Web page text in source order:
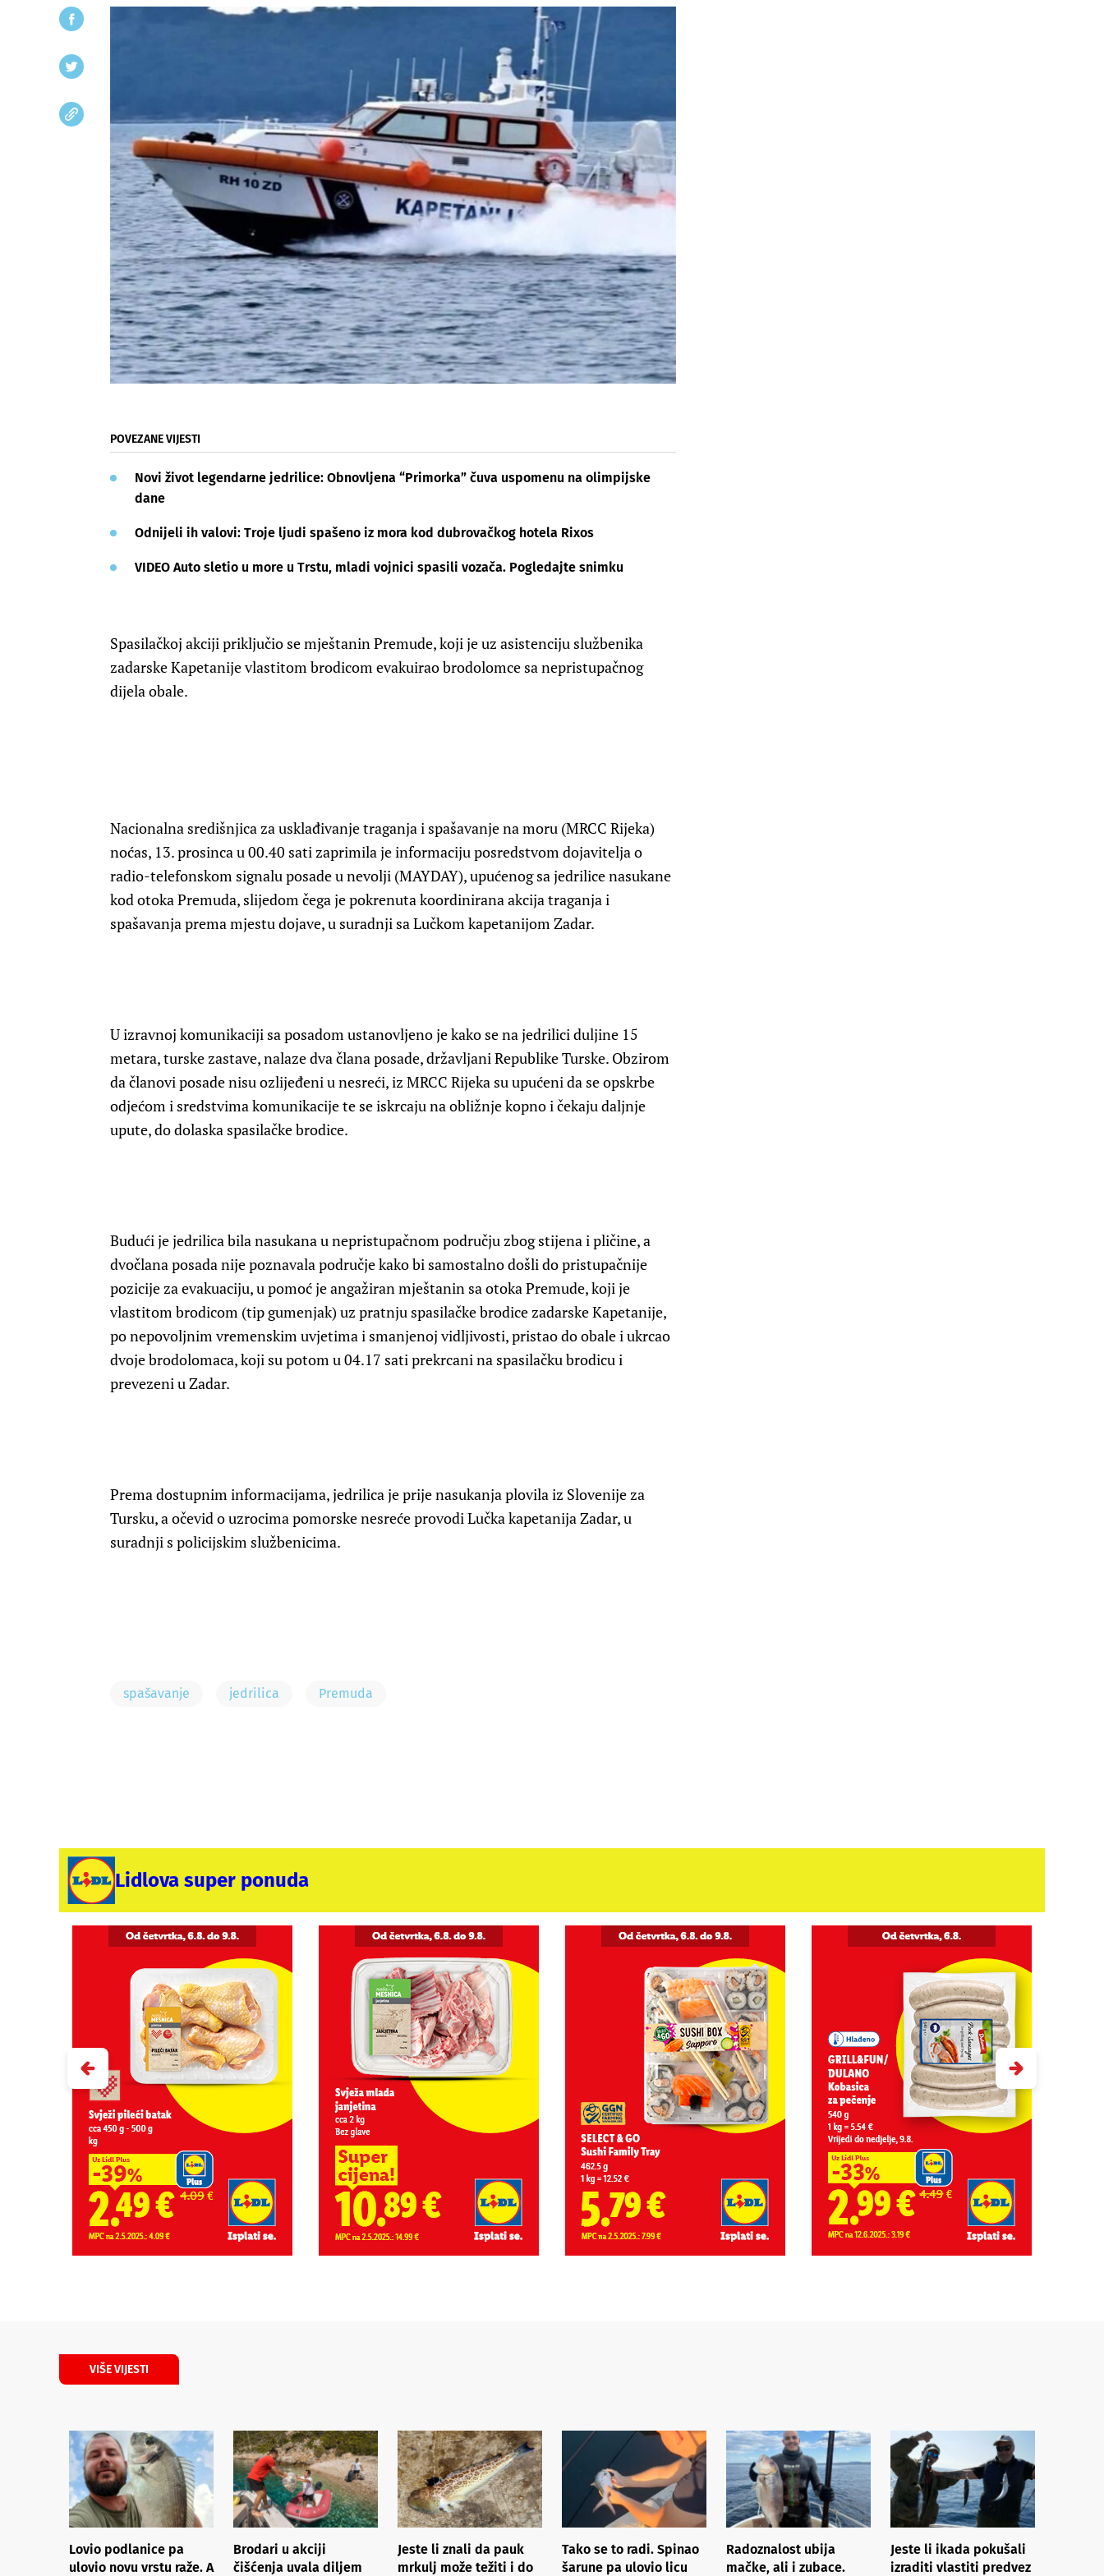
POVEZANE VIJESTI
Novi život legendarne jedrilice: Obnovljena “Primorka” čuva uspomenu na olimpijske
dane
Odnijeli ih valovi: Troje ljudi spašeno iz mora kod dubrovačkog hotela Rixos
VIDEO Auto sletio u more u Trstu, mladi vojnici spasili vozača. Pogledajte snimku
Spasilačkoj akciji priključio se mještanin Premude, koji je uz asistenciju službenika
zadarske Kapetanije vlastitom brodicom evakuirao brodolomce sa nepristupačnog
dijela obale.
Nacionalna središnjica za usklađivanje traganja i spašavanje na moru (MRCC Rijeka)
noćas, 13. prosinca u 00.40 sati zaprimila je informaciju posredstvom dojavitelja o
radio-telefonskom signalu posade u nevolji (MAYDAY), upućenog sa jedrilice nasukane
kod otoka Premuda, slijedom čega je pokrenuta koordinirana akcija traganja i
spašavanja prema mjestu dojave, u suradnji sa Lučkom kapetanijom Zadar.
U izravnoj komunikaciji sa posadom ustanovljeno je kako se na jedrilici duljine 15
metara, turske zastave, nalaze dva člana posade, državljani Republike Turske. Obzirom
da članovi posade nisu ozlijeđeni u nesreći, iz MRCC Rijeka su upućeni da se opskrbe
odjećom i sredstvima komunikacije te se iskrcaju na obližnje kopno i čekaju daljnje
upute, do dolaska spasilačke brodice.
Budući je jedrilica bila nasukana u nepristupačnom području zbog stijena i pličine, a
dvočlana posada nije poznavala područje kako bi samostalno došli do pristupačnije
pozicije za evakuaciju, u pomoć je angažiran mještanin sa otoka Premude, koji je
vlastitom brodicom (tip gumenjak) uz pratnju spasilačke brodice zadarske Kapetanije,
po nepovoljnim vremenskim uvjetima i smanjenoj vidljivosti, pristao do obale i ukrcao
dvoje brodolomaca, koji su potom u 04.17 sati prekrcani na spasilačku brodicu i
prevezeni u Zadar.
Prema dostupnim informacijama, jedrilica je prije nasukanja plovila iz Slovenije za
Tursku, a očevid o uzrocima pomorske nesreće provodi Lučka kapetanija Zadar, u
suradnji s policijskim službenicima.
spašavanje jedrilica Premuda
Lidlova super ponuda
VIŠE VIJESTI
Lovio podlanice pa
ulovio novu vrstu raže. A
Brodari u akciji
čišćenja uvala diljem
Jeste li znali da pauk
mrkulj može težiti i do
Tako se to radi. Spinao
šarune pa ulovio licu
Radoznalost ubija
mačke, ali i zubace.
Jeste li ikada pokušali
izraditi vlastiti predvez